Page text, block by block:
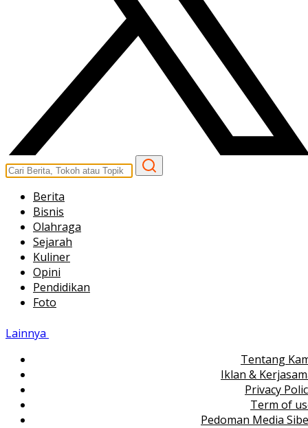
Berita
Bisnis
Olahraga
Sejarah
Kuliner
Opini
Pendidikan
Foto
Lainnya
Tentang
Iklan &
Privacy
Term of
Pedoman Media